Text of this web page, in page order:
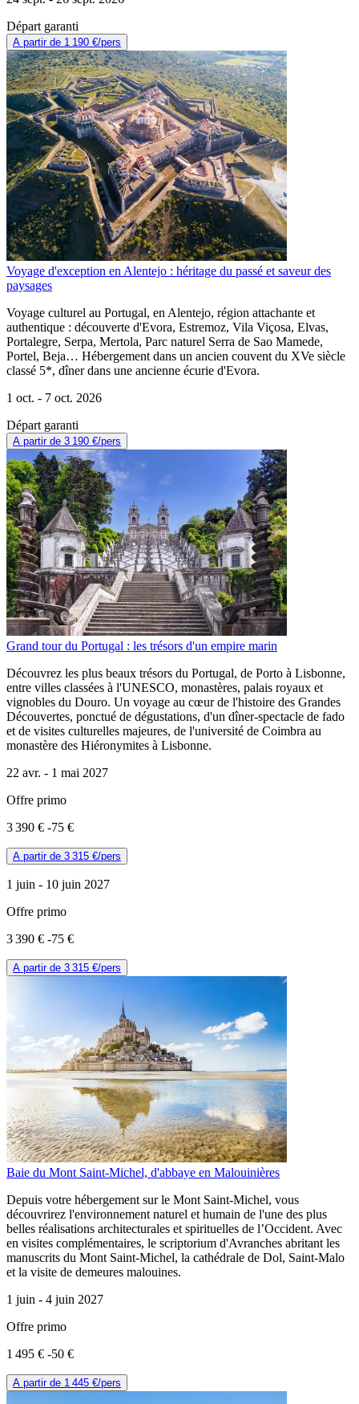
Départ garanti
A partir de 1 190 €/pers
Voyage d'exception en Alentejo : héritage du passé et saveur des
paysages
Voyage culturel au Portugal, en Alentejo, région attachante et
authentique : découverte d'Evora, Estremoz, Vila Viçosa, Elvas,
Portalegre, Serpa, Mertola, Parc naturel Serra de Sao Mamede,
Portel, Beja… Hébergement dans un ancien couvent du XVe siècle
classé 5*, dîner dans une ancienne écurie d'Evora.
1 oct. - 7 oct. 2026
Départ garanti
A partir de 3 190 €/pers
Grand tour du Portugal : les trésors d'un empire marin
Découvrez les plus beaux trésors du Portugal, de Porto à Lisbonne,
entre villes classées à l'UNESCO, monastères, palais royaux et
vignobles du Douro. Un voyage au cœur de l'histoire des Grandes
Découvertes, ponctué de dégustations, d'un dîner-spectacle de fado
et de visites culturelles majeures, de l'université de Coimbra au
monastère des Hiéronymites à Lisbonne.
22 avr. - 1 mai 2027
Offre primo
3 390 € -75 €
A partir de 3 315 €/pers
1 juin - 10 juin 2027
Offre primo
3 390 € -75 €
A partir de 3 315 €/pers
Baie du Mont Saint-Michel, d'abbaye en Malouinières
Depuis votre hébergement sur le Mont Saint-Michel, vous
découvrirez l'environnement naturel et humain de l'une des plus
belles réalisations architecturales et spirituelles de l’Occident. Avec
en visites complémentaires, le scriptorium d'Avranches abritant les
manuscrits du Mont Saint-Michel, la cathédrale de Dol, Saint-Malo
et la visite de demeures malouines.
1 juin - 4 juin 2027
Offre primo
1 495 € -50 €
A partir de 1 445 €/pers